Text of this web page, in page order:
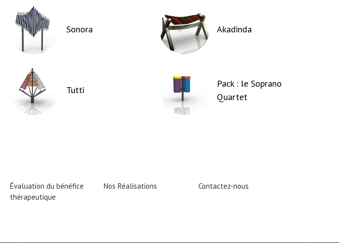
Sonora
Tutti
Akadinda
Pack : le Soprano
Quartet
Évaluation du bénéfice
thérapeutique
Nos Réalisations Contactez-nous